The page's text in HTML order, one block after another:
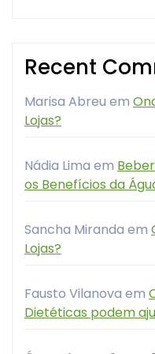
Recent
Marisa Abreu em
Lojas?
Nádia Lima em
os Benefícios da
Sancha Miranda em
Lojas?
Fausto Vilanova em
Dietéticas podem